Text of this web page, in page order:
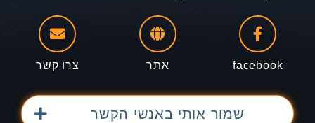
facebook אתר צרו קשר
שמור אותי באנשי הקשר